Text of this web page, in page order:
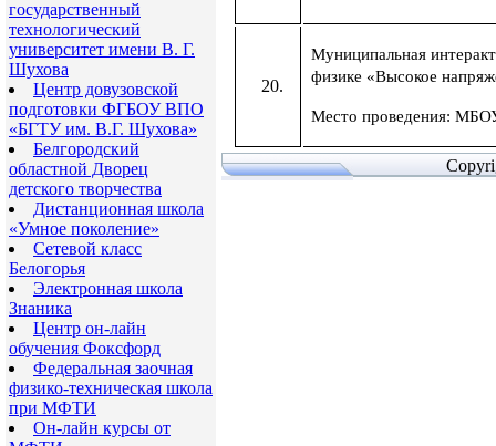
государственный
технологический
университет имени В. Г.
Шухова
Центр довузовской
подготовки ФГБОУ ВПО
«БГТУ им. В.Г. Шухова»
Белгородский
областной Дворец
детского творчества
Дистанционная школа
«Умное поколение»
Сетевой класс
Белогорья
Электронная школа
Знаника
Центр он-лайн
обучения Фоксфорд
Федеральная заочная
физико-техническая школа
при МФТИ
Он-лайн курсы от
Муниципальная
физике «Высокое
Место проведения: